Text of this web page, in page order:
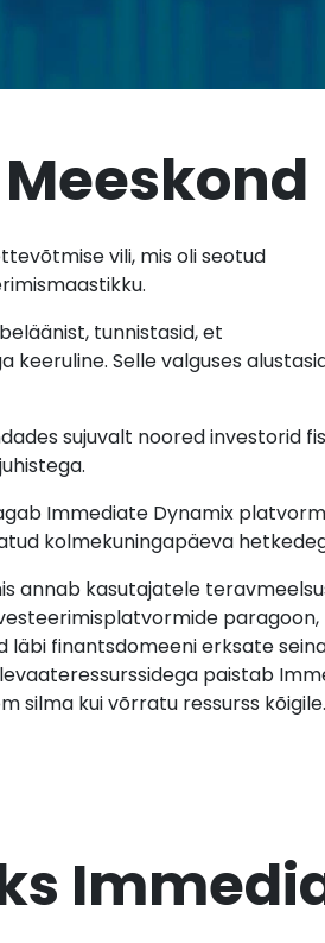
vili, mis oli seotud
tunnistasid, et
keeruline. Selle valguses
sujuvalt noored investorid
Immediate Dynamix platvorm
kolmekuningapäeva
annab kasutajatele
paragoon,
läbi finantsdomeeni erksate
paistab
silma kui võrratu ressurss kõigile.